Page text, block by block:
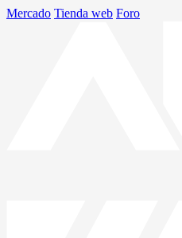
Mercado Tienda web Foro